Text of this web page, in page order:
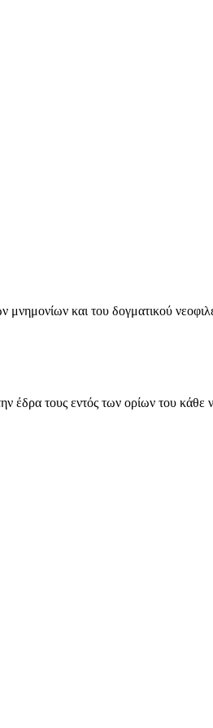
και του δογματικού
έδρα τους εντός των ορίων του κάθε